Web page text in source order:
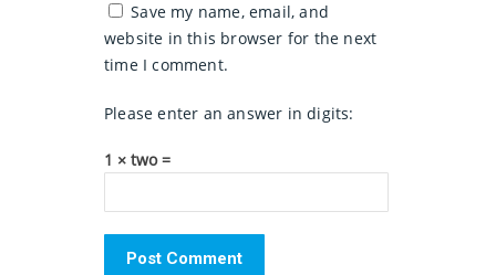
Save my name, email, and
website in this browser for the next
time I comment.
Please enter an answer in digits:
1 × two =